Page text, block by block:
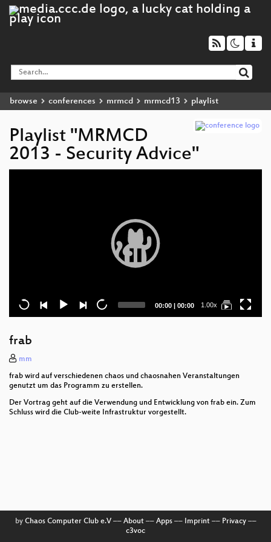
browse conferences mrmcd mrmcd13 playlist
Playlist "MRMCD
2013 - Security Advice"
Current
00:00 | Total
00:00 1.00x
frab
mm
frab wird auf verschiedenen chaos und chaosnahen Veranstaltungen
genutzt um das Programm zu erstellen.
Der Vortrag geht auf die Verwendung und Entwicklung von frab ein. Zum
Schluss wird die Club-weite Infrastruktur vorgestellt.
by Chaos Computer Club e.V–– About–– Apps–– Imprint–– Privacy––
c3voc